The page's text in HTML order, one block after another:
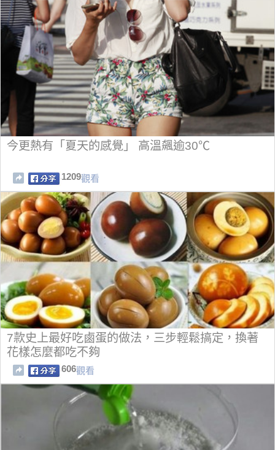
今更熱有「夏天的感覺」 高溫飆逾30℃
1209觀看
7款史上最好吃鹵蛋的做法，三步輕鬆搞定，換著
花樣怎麼都吃不夠
606觀看